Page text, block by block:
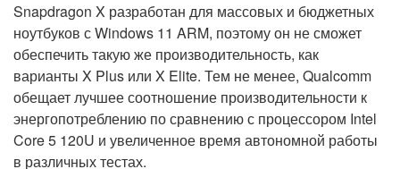
Snapdragon X разработан для массовых и бюджетных
ноутбуков с Windows 11 ARM, поэтому он не сможет
обеспечить такую же производительность, как
варианты X Plus или X Elite. Тем не менее, Qualcomm
обещает лучшее соотношение производительности к
энергопотреблению по сравнению с процессором Intel
Core 5 120U и увеличенное время автономной работы
в различных тестах.